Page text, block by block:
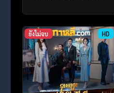
ยังไม่จบ HD